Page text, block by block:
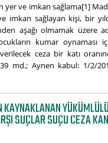
yer ve imkan sağlama[1]
imkan sağlayan kişi, bir
aşağı olmamak üzere
kumar
ceza bir katı
md.; Aynen kabul: 1/2/
SUÇLAR SUÇU CEZA